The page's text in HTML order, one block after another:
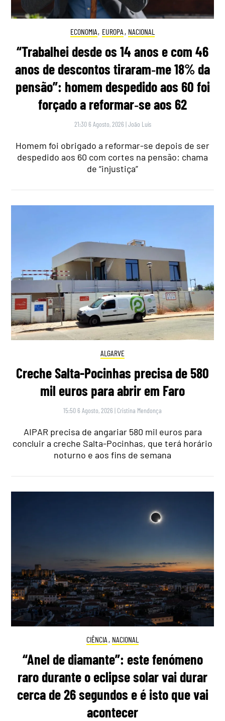
ECONOMIA, EUROPA , NACIONAL
“Trabalhei desde os 14 anos e com 46
anos de descontos tiraram‑me 18% da
pensão”: homem despedido aos 60 foi
forçado a reformar‑se aos 62
21:30 6 Agosto, 2026 |João Luís
Homem foi obrigado a reformar-se depois de ser
despedido aos 60 com cortes na pensão: chama
de “injustiça”
ALGARVE
Creche Salta-Pocinhas precisa de 580
mil euros para abrir em Faro
15:50 6 Agosto, 2026 | Cristina Mendonça
AIPAR precisa de angariar 580 mil euros para
concluir a creche Salta-Pocinhas, que terá horário
noturno e aos fins de semana
CIÊNCIA , NACIONAL
“Anel de diamante”: este fenómeno
raro durante o eclipse solar vai durar
cerca de 26 segundos e é isto que vai
acontecer